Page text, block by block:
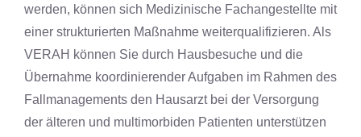
werden, können sich Medizinische Fachangestellte mit
einer strukturierten Maßnahme weiterqualifizieren. Als
VERAH können Sie durch Hausbesuche und die
Übernahme koordinierender Aufgaben im Rahmen des
Fallmanagements den Hausarzt bei der Versorgung
der älteren und multimorbiden Patienten unterstützen